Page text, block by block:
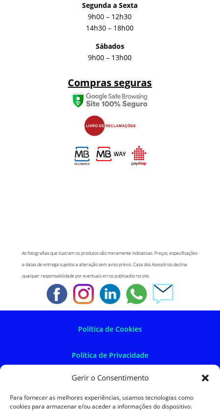
Gerir o Consentimento
Para fornecer as melhores experiências, usamos tecnologias como
cookies para armazenar e/ou aceder a informações do dispositivo.
Segunda a Sexta
9h00 – 12h30
14h30 – 18h00
Sábados
9h00 – 13h00
Compras seguras
As fotografias que ilustram os produtos são meramente indicativas. Preços, especificações
e datas de entrega sujeitos a alteração sem aviso prévio. Casa dos Acessórios declina
qualquer responsabilidade por eventuais erros publicados no site.
Política de Cookies
Política de Privacidade
Política de Devoluções
Termos e Condições